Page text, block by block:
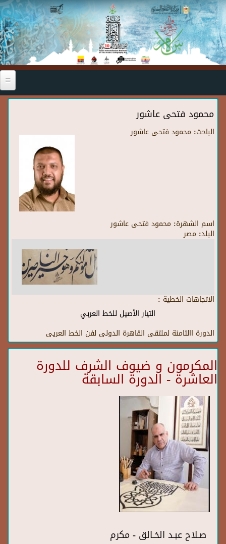
Skip to main content
محمود فتحى عاشور
الباحث: محمود فتحى عاشور
اسم الشهرة: محمود فتحى عاشور
البلد: مصر
الاتجاهات الخطية :
التيار الأصيل للخط العربي
الدورة االثامنة لملتقى القاهرة الدولى لفن الخط العريى
المكرمون و ضيوف الشرف للدورة
العاشرة - الدورة السابقة
صـلاح عبـد الخـالق - مكرم